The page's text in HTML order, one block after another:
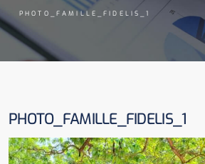
PHOTO_FAMILLE_FIDELIS_1
PHOTO_FAMILLE_FIDELIS_1